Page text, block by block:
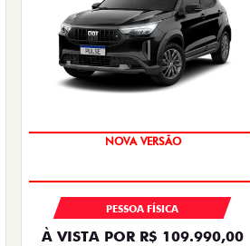
PREÇO IMPERDÍVEL
PESSOA FÍSICA
À VISTA POR R$ 109.990,00